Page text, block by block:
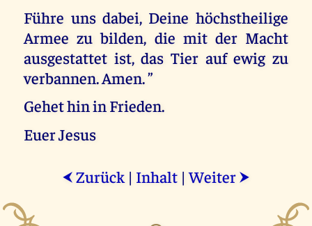
Führe uns dabei, Deine höchstheilige
Armee zu bilden, die mit der Macht
ausgestattet ist, das Tier auf ewig zu
verbannen. Amen. ”
Gehet hin in Frieden.
Euer Jesus
⮜ Zurück | Inhalt |Weiter ⮞